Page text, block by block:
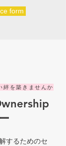
form
絆を築きませんか
するためのセ